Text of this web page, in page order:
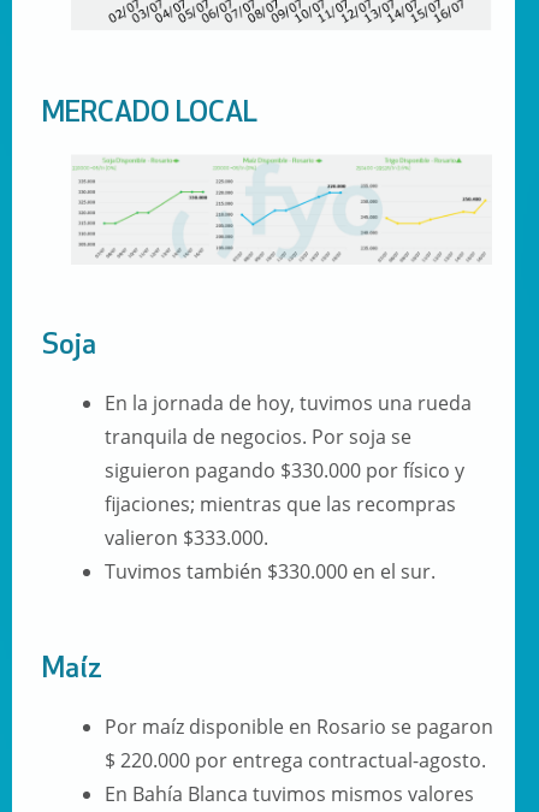
MERCADO LOCAL
Soja
En la jornada de hoy, tuvimos una rueda
tranquila de negocios. Por soja se
siguieron pagando $330.000 por físico y
fijaciones; mientras que las recompras
valieron $333.000.
Tuvimos también $330.000 en el sur.
Maíz
Por maíz disponible en Rosario se pagaron
$ 220.000 por entrega contractual-agosto.
En Bahía Blanca tuvimos mismos valores